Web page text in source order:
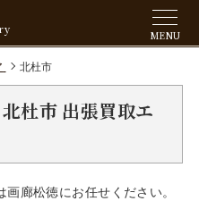
MENU
北杜市
杜市 出張買取エ
廊松徳にお任せください。